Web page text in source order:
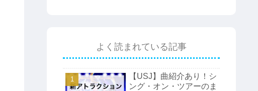
よく読まれている記事
【USJ】曲紹介あり！シ
ング・オン・ツアーのま